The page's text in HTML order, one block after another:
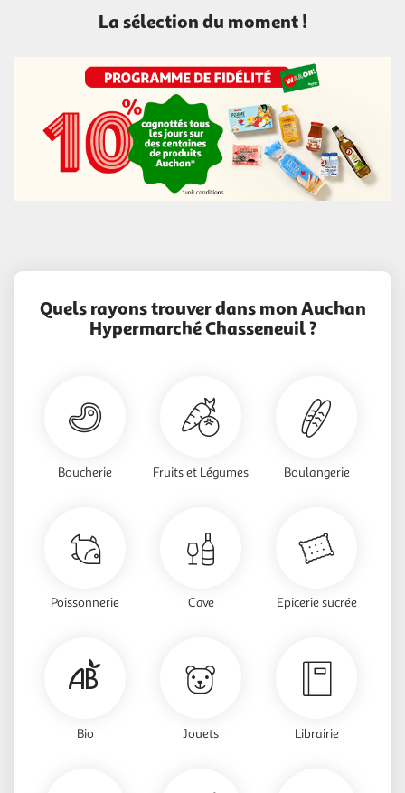
La sélection du moment !
Quels rayons trouver dans mon Auchan
Hypermarché Chasseneuil ?
Boucherie Fruits et Légumes Boulangerie
Poissonnerie Cave Epicerie sucrée
Bio Jouets Librairie